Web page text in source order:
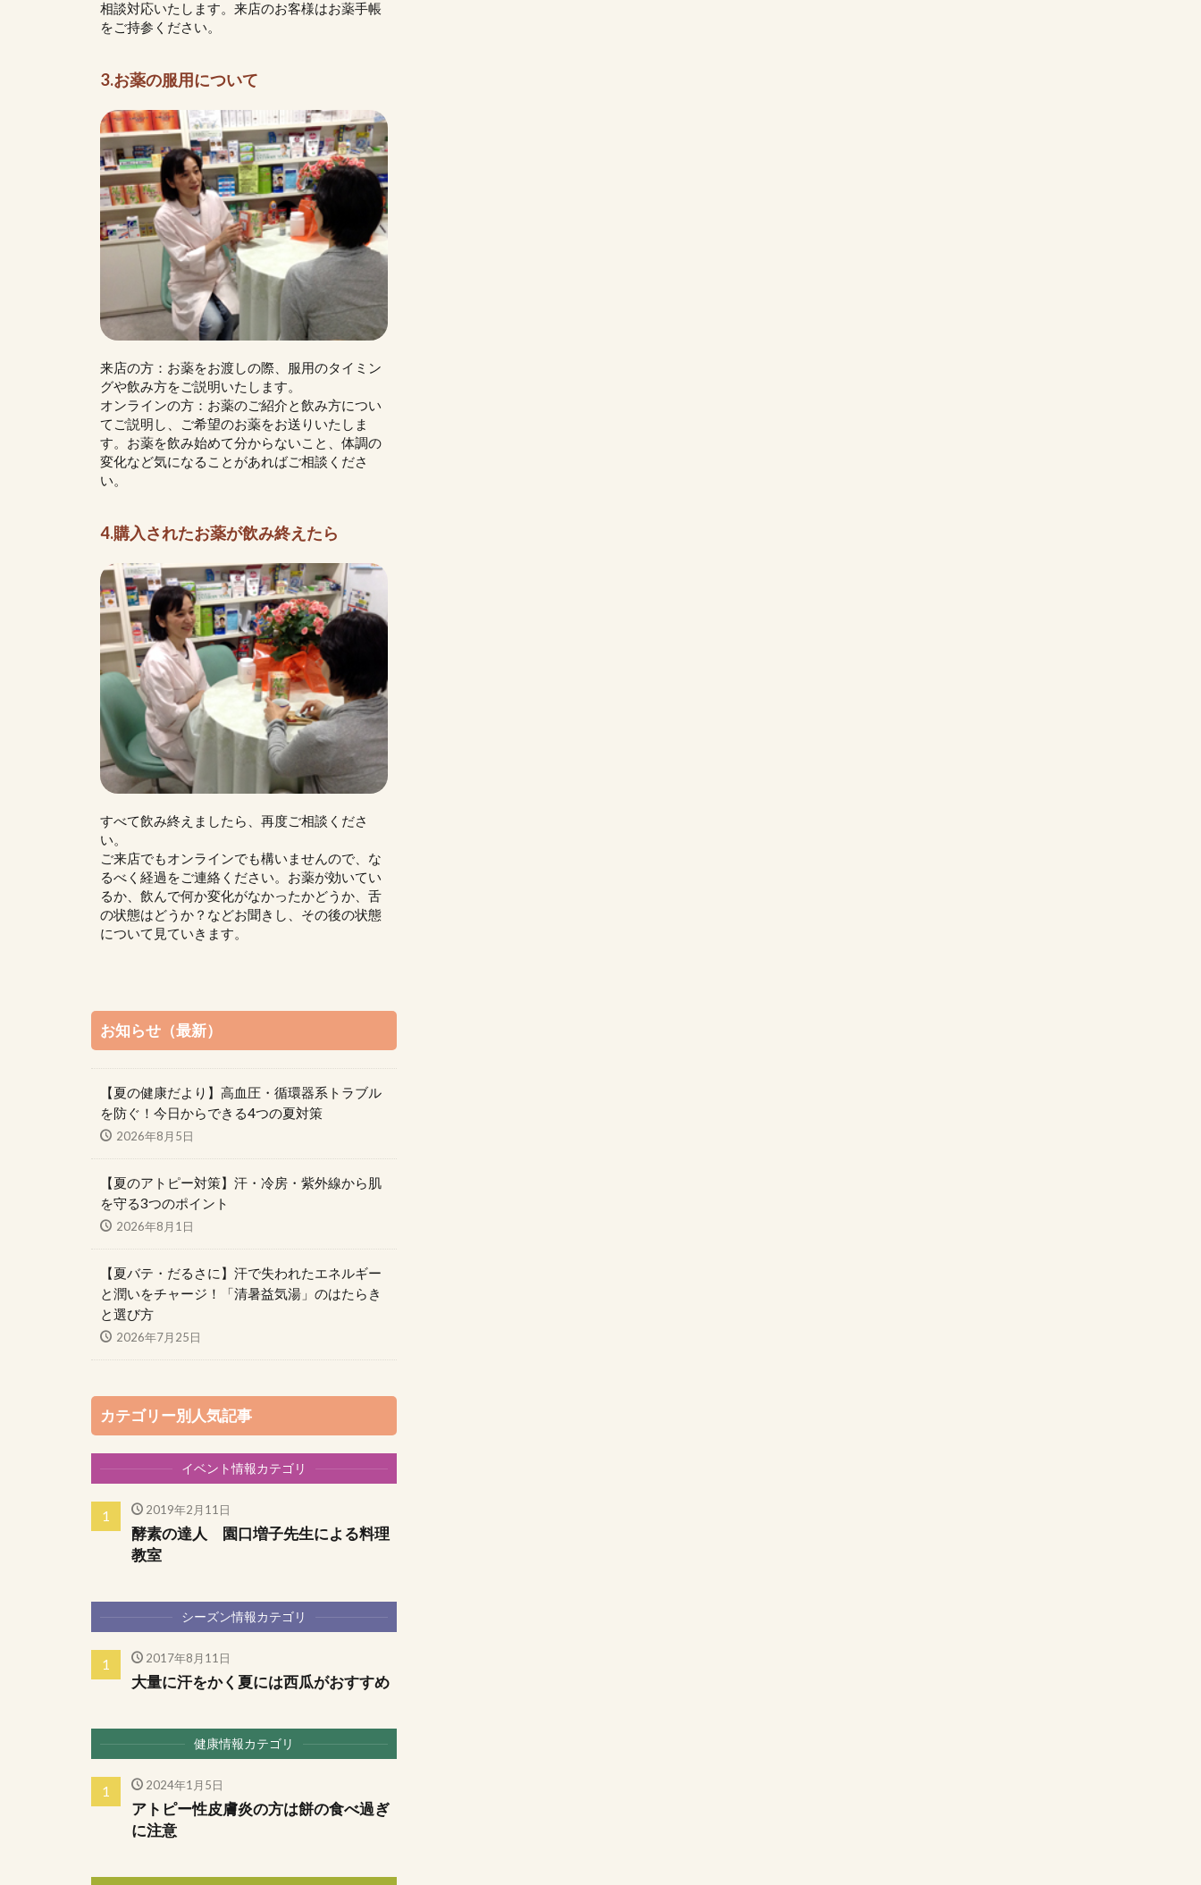
相談対応いたします。来店のお客様はお薬手帳
をご持参ください。
3.お薬の服用について
来店の方：お薬をお渡しの際、服用のタイミン
グや飲み方をご説明いたします。
オンラインの方：お薬のご紹介と飲み方につい
てご説明し、ご希望のお薬をお送りいたしま
す。お薬を飲み始めて分からないこと、体調の
変化など気になることがあればご相談くださ
い。
4.購入されたお薬が飲み終えたら
すべて飲み終えましたら、再度ご相談くださ
い。
ご来店でもオンラインでも構いませんので、な
るべく経過をご連絡ください。お薬が効いてい
るか、飲んで何か変化がなかったかどうか、舌
の状態はどうか？などお聞きし、その後の状態
について見ていきます。
お知らせ（最新）
【夏の健康だより】高血圧・循環器系トラブル
を防ぐ！今日からできる4つの夏対策
2026年8月5日
【夏のアトピー対策】汗・冷房・紫外線から肌
を守る3つのポイント
2026年8月1日
【夏バテ・だるさに】汗で失われたエネルギー
と潤いをチャージ！「清暑益気湯」のはたらき
と選び方
2026年7月25日
カテゴリー別人気記事
イベント情報カテゴリ
2019年2月11日
酵素の達人 園口増子先生による料理
教室
シーズン情報カテゴリ
2017年8月11日
大量に汗をかく夏には西瓜がおすすめ
健康情報カテゴリ
2024年1月5日
アトピー性皮膚炎の方は餅の食べ過ぎ
に注意